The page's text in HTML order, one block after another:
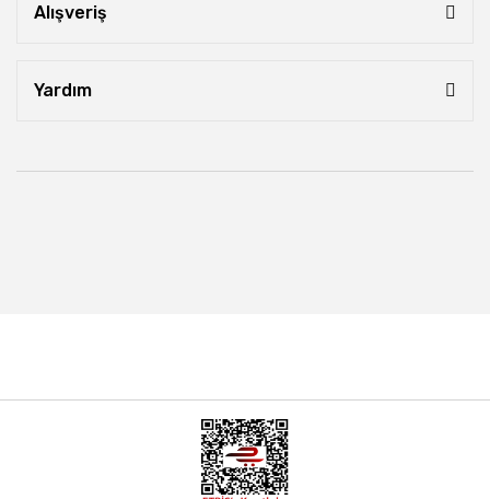
Alışveriş
Yardım